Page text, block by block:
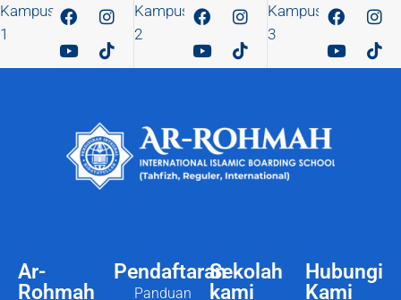
Kampus
1
Kampus
2
Kampus
3
Ar-
Rohmah
Pendaftaran
Panduan
Hubungi
Kami
Sekolah
kami